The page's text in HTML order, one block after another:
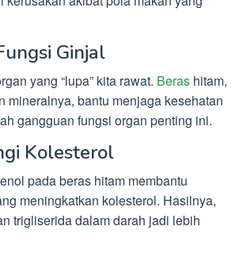
Ginjal
yang “lupa” kita rawat. Beras hitam,
mineralnya, bantu menjaga kesehatan
gangguan fungsi organ penting ini.
Kolesterol
pada beras hitam membantu
meningkatkan kolesterol. Hasilnya,
trigliserida dalam darah jadi lebih